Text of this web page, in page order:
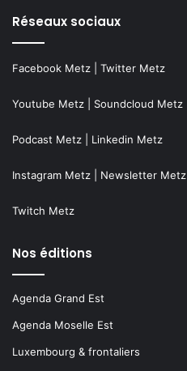
Réseaux sociaux
Facebook Metz Twitter Metz
Youtube Metz Soundcloud Metz
Podcast Metz Linkedin Metz
Instagram Metz Newsletter Metz
Twitch Metz
Nos éditions
Agenda Grand Est
Agenda Moselle Est
Luxembourg & frontaliers